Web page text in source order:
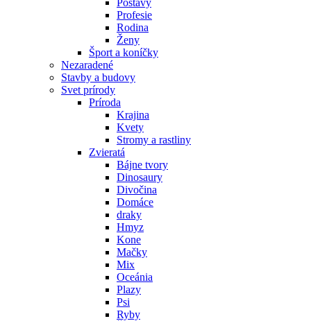
Postavy
Profesie
Rodina
Ženy
Šport a koníčky
Nezaradené
Stavby a budovy
Svet prírody
Príroda
Krajina
Kvety
Stromy a rastliny
Zvieratá
Bájne tvory
Dinosaury
Divočina
Domáce
draky
Hmyz
Kone
Mačky
Mix
Oceánia
Plazy
Psi
Ryby